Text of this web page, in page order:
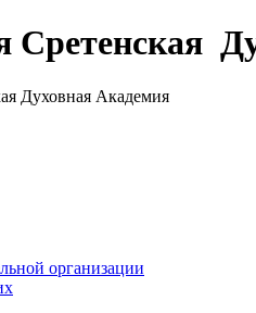
Сретенская
организации